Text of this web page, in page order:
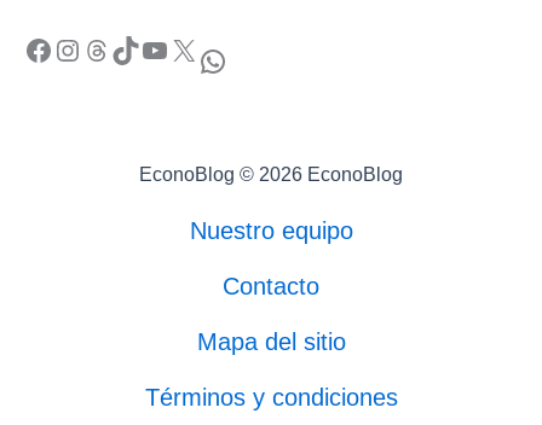
Facebook Instagram Threads TikTok YouTube X WhatsApp
EconoBlog © 2026 EconoBlog
Nuestro equipo
Contacto
Mapa del sitio
Términos y condiciones